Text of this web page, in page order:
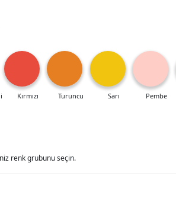
Kırmızı Turuncu Sarı Pembe
renk grubunu seçin.